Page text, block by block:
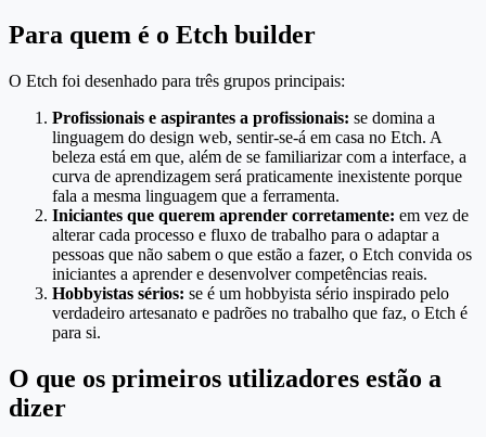
Para quem é o Etch builder
O Etch foi desenhado para três grupos principais:
Profissionais e aspirantes a profissionais: se domina a
linguagem do design web, sentir-se-á em casa no Etch. A
beleza está em que, além de se familiarizar com a interface, a
curva de aprendizagem será praticamente inexistente porque
fala a mesma linguagem que a ferramenta.
Iniciantes que querem aprender corretamente: em vez de
alterar cada processo e fluxo de trabalho para o adaptar a
pessoas que não sabem o que estão a fazer, o Etch convida os
iniciantes a aprender e desenvolver competências reais.
Hobbyistas sérios: se é um hobbyista sério inspirado pelo
verdadeiro artesanato e padrões no trabalho que faz, o Etch é
para si.
O que os primeiros utilizadores estão a
dizer